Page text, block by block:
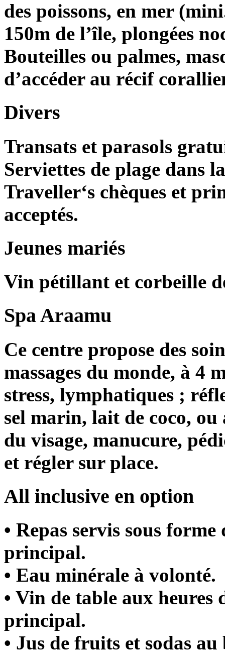
des poissons, en mer
150m de l’île, plongées
Bouteilles ou palmes,
d’accéder au récif
Divers
Transats et parasols
Serviettes de plage dans
Traveller‘s chèques et
acceptés.
Jeunes mariés
Vin pétillant et corbeille
Spa Araamu
Ce centre propose des
massages du monde, à 4
stress, lymphatiques ;
sel marin, lait de coco, ou
du visage, manucure,
et régler sur place.
All inclusive en option
• Repas servis sous
principal.
• Eau minérale à volonté.
• Vin de table aux heures
principal.
• Jus de fruits et sodas